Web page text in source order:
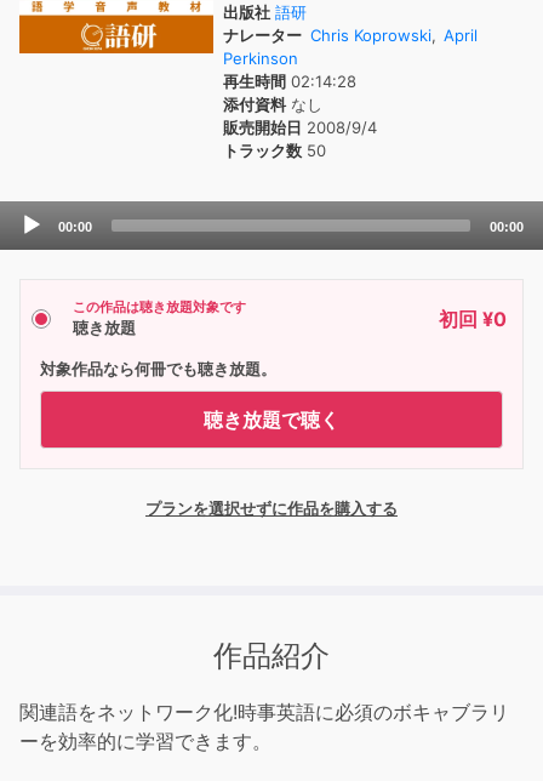
出版社 語研
ナレーター Chris Koprowski, April
Perkinson
再生時間 02:14:28
添付資料なし
販売開始日 2008/9/4
トラック数 50
Audio
00:00 00:00
この作品は聴き放題対象です
聴き放題 初回 ¥0
対象作品なら何冊でも聴き放題。
聴き放題で聴く
プランを選択せずに作品を購入する
作品紹介
関連語をネットワーク化!時事英語に必須のボキャブラリ
ーを効率的に学習できます。